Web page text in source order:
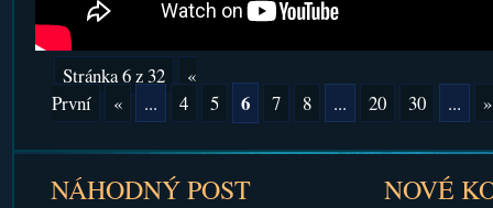
Stránka 6 z 32
«
První
« ... 4 5 6 7 8 ... 20 30 ... »
NÁHODNÝ POST NOVÉ